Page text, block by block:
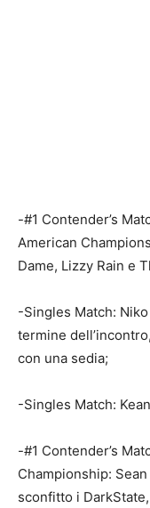
-#1 Contender’s
American
Dame, Lizzy Rain e
-Singles Match:
termine
con una sedia;
-Singles Match:
-#1 Contender’s
Championship:
sconfitto i